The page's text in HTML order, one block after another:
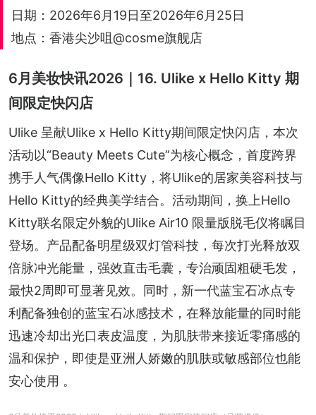
日期：2026年6月19日至2026年6月25日
地点：香港尖沙咀@cosme旗舰店
6月美妆快讯2026｜16. Ulike x Hello Kitty 期
间限定快闪店
Ulike 呈献Ulike x Hello Kitty期间限定快闪店，本次
活动以“Beauty Meets Cute”为核心概念，首度跨界
携手人气偶像Hello Kitty，将Ulike的居家美容科技与
Hello Kitty的经典美学结合。活动期间，换上Hello
Kitty联名限定外貌的Ulike Air10 限量版脱毛仪将瞩目
登场。产品配备明星级双灯管科技，每次打光释放双
倍脉冲光能量，强效直击毛囊，专治顽固粗硬毛发，
最快2周即可显著见效。同时，新一代蓝宝石冰点专
利配备独创的蓝宝石冰感技术，在释放能量的同时能
迅速冷却出光口表皮温度，为肌肤带来接近零痛感的
温和保护，即使是亚洲人娇嫩的肌肤或敏感部位也能
安心使用 。